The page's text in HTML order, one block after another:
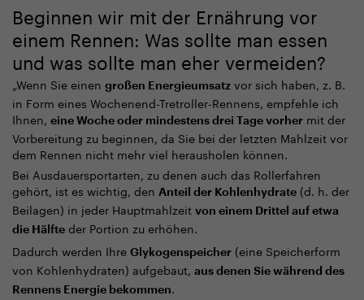
Beginnen wir mit der Ernährung vor
einem Rennen: Was sollte man essen
und was sollte man eher vermeiden?
„Wenn Sie einen großen Energieumsatz vor sich haben, z. B.
in Form eines Wochenend-Tretroller-Rennens, empfehle ich
Ihnen, eine Woche oder mindestens drei Tage vorher mit der
Vorbereitung zu beginnen, da Sie bei der letzten Mahlzeit vor
dem Rennen nicht mehr viel herausholen können.
Bei Ausdauersportarten, zu denen auch das Rollerfahren
gehört, ist es wichtig, den Anteil der Kohlenhydrate (d. h. der
Beilagen) in jeder Hauptmahlzeit von einem Drittel auf etwa
die Hälfte der Portion zu erhöhen.
Dadurch werden Ihre Glykogenspeicher (eine Speicherform
von Kohlenhydraten) aufgebaut, aus denen Sie während des
Rennens Energie bekommen.